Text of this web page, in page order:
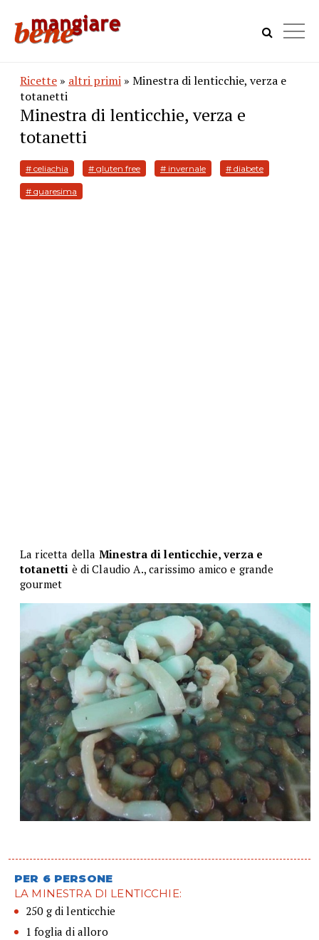
Ricette » altri primi » Minestra di lenticchie, verza e
totanetti
Minestra di lenticchie, verza e
totanetti
# celiachia # gluten free # invernale # diabete
# quaresima
La ricetta della Minestra di lenticchie, verza e
totanetti è di Claudio A., carissimo amico e grande
gourmet
PER 6 PERSONE
LA MINESTRA DI LENTICCHIE:
250 g di lenticchie
1 foglia di alloro